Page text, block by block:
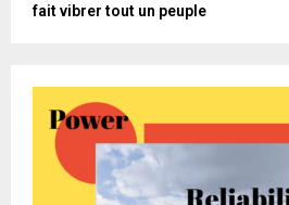
fait vibrer tout un peuple